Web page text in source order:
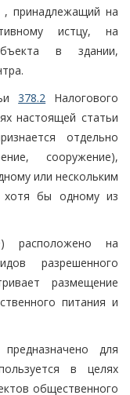
принадлежащий на
истцу, на
в здании,
378.2 Налогового
настоящей статьи
отдельно
сооружение),
или нескольким
хотя бы одному из
расположено на
разрешенного
размещение
питания и
для
в целях
общественного